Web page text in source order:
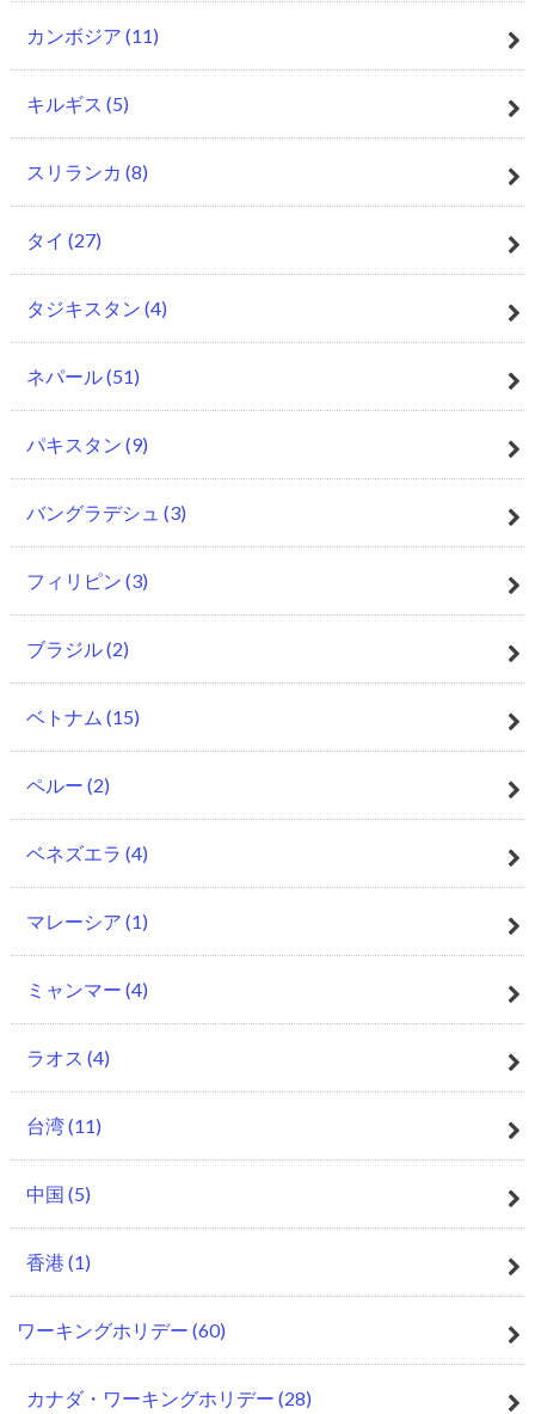
カンボジア (11)
キルギス (5)
スリランカ (8)
タイ (27)
タジキスタン (4)
ネパール(51)
パキスタン (9)
バングラデシュ (3)
フィリピン (3)
ブラジル(2)
ベトナム (15)
ペルー (2)
ベネズエラ (4)
マレーシア (1)
ミャンマー (4)
ラオス (4)
台湾(11)
中国 (5)
香港 (1)
ワーキングホリデー (60)
カナダ・ワーキングホリデー (28)